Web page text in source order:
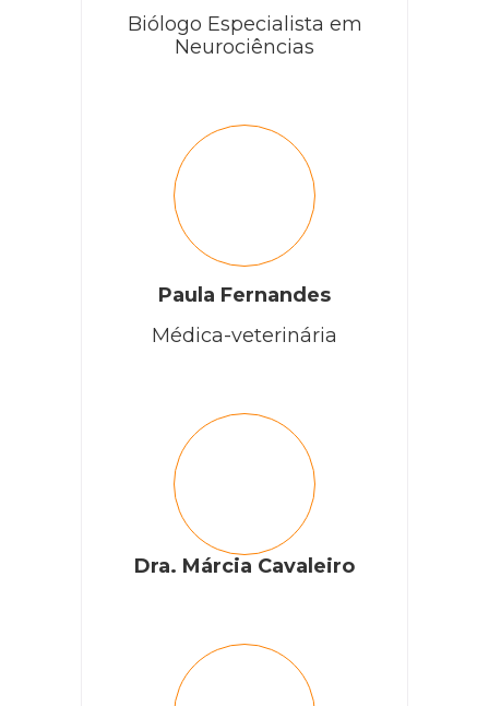
Biólogo Especialista em
Neurociências
Paula Fernandes
Médica-veterinária
Dra. Márcia Cavaleiro